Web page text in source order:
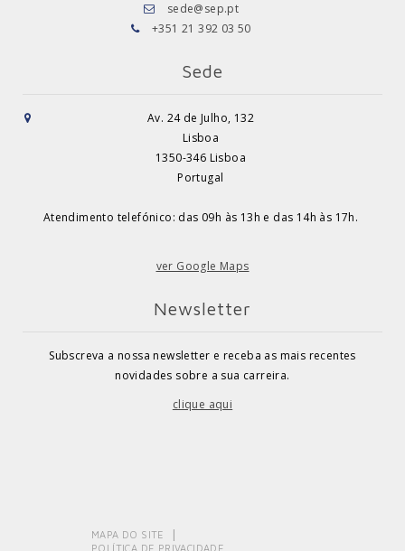
sede@sep.pt
+351 21 392 03 50
Sede
Av. 24 de Julho, 132
Lisboa
1350-346 Lisboa
Portugal
Atendimento telefónico: das 09h às 13h e das 14h às 17h.
ver Google Maps
Newsletter
Subscreva a nossa newsletter e receba as mais recentes
novidades sobre a sua carreira.
clique aqui
MAPA DO SITE
POLÍTICA DE PRIVACIDADE